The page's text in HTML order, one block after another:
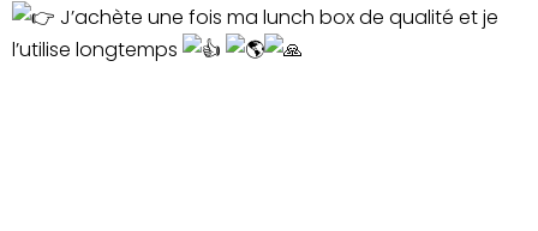
J’achète une fois ma lunch box de qualité et je
l’utilise longtemps